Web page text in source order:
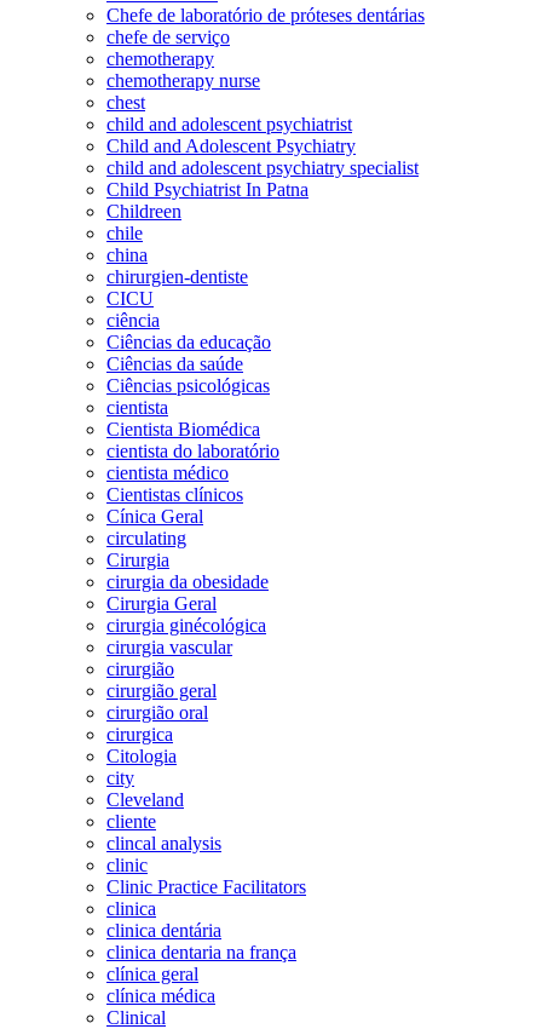
Chefe de laboratório de próteses dentárias
chefe de serviço
chemotherapy
chemotherapy nurse
chest
child and adolescent psychiatrist
Child and Adolescent Psychiatry
child and adolescent psychiatry specialist
Child Psychiatrist In Patna
Childreen
chile
china
chirurgien-dentiste
CICU
ciência
Ciências da educação
Ciências da saúde
Ciências psicológicas
cientista
Cientista Biomédica
cientista do laboratório
cientista médico
Cientistas clínicos
Cínica Geral
circulating
Cirurgia
cirurgia da obesidade
Cirurgia Geral
cirurgia ginécológica
cirurgia vascular
cirurgião
cirurgião geral
cirurgião oral
cirurgica
Citologia
city
Cleveland
cliente
clincal analysis
clinic
Clinic Practice Facilitators
clinica
clinica dentária
clinica dentaria na frança
clínica geral
clínica médica
Clinical